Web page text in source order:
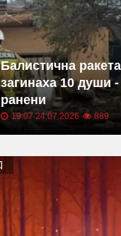
Балистична
загинаха 10 души
ранени
19:07 24.07.2026 889